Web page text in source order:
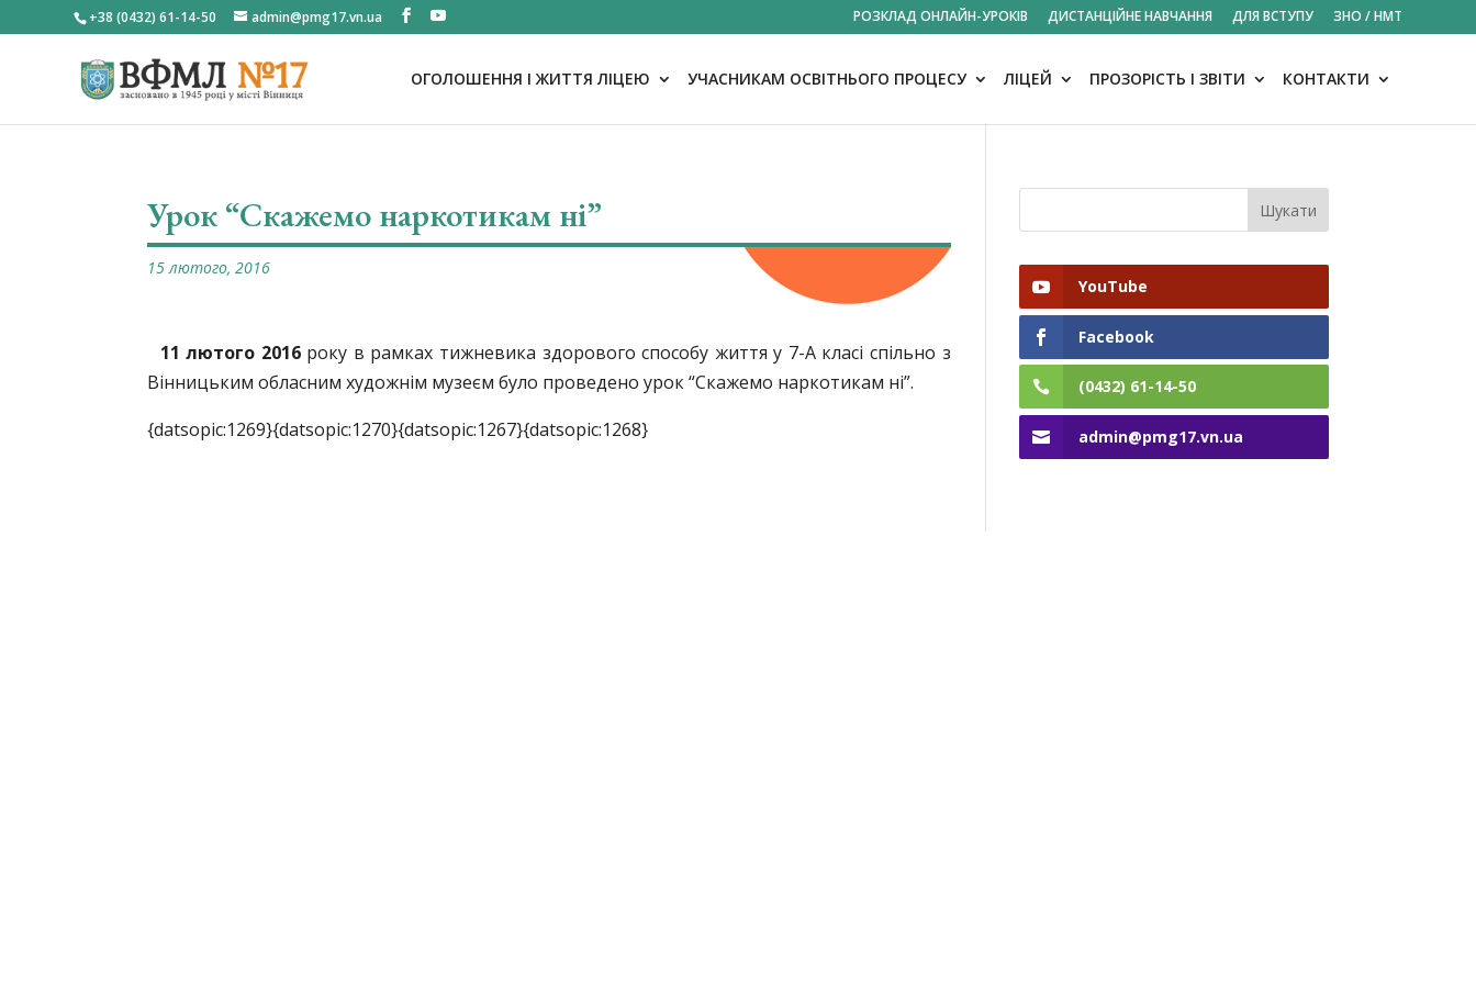
+38 (0432) 61-14-50 admin@pmg17.vn.ua РОЗКЛАД ОНЛАЙН-УРОКІВ ДИСТАНЦІЙНЕ НАВЧАННЯ ДЛЯ ВСТУПУ ЗНО / НМТ
ОГОЛОШЕННЯ І ЖИТТЯ ЛІЦЕЮ УЧАСНИКАМ ОСВІТНЬОГО ПРОЦЕСУ ЛІЦЕЙ ПРОЗОРІСТЬ І ЗВІТИ КОНТАКТИ
Урок “Скажемо наркотикам ні”
15 лютого, 2016
11 лютого 2016року в рамках тижневика здорового способу життя у 7-А класі спільно з
Вінницьким обласним художнім музеєм було проведено урок “Скажемо наркотикам ні”.
{datsopic:1269}{datsopic:1270}{datsopic:1267}{datsopic:1268}
YouTube
Facebook
(0432) 61-14-50
admin@pmg17.vn.ua